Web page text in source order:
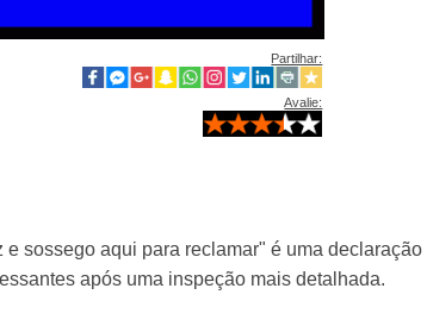
Partilhar:
Avalie:
sossego aqui para reclamar" é uma declaração
após uma inspeção mais detalhada.